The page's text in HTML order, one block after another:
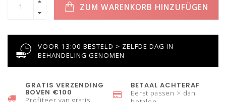
ZUM WARENKORB HINZUFÜGEN
VOOR 13:00 BESTELD > ZELFDE DAG IN
BEHANDELING GENOMEN
GRATIS VERZENDING
BOVEN €100
Profiteer van gratis
BETAAL ACHTERAF
Eerst passen > dan